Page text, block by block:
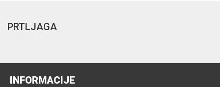
PRTLJAGA
INFORMACIJE